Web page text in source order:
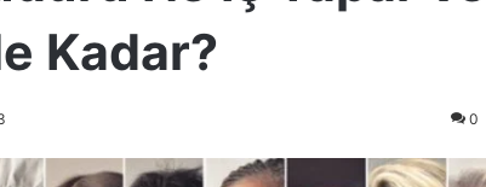
Kadar?
0